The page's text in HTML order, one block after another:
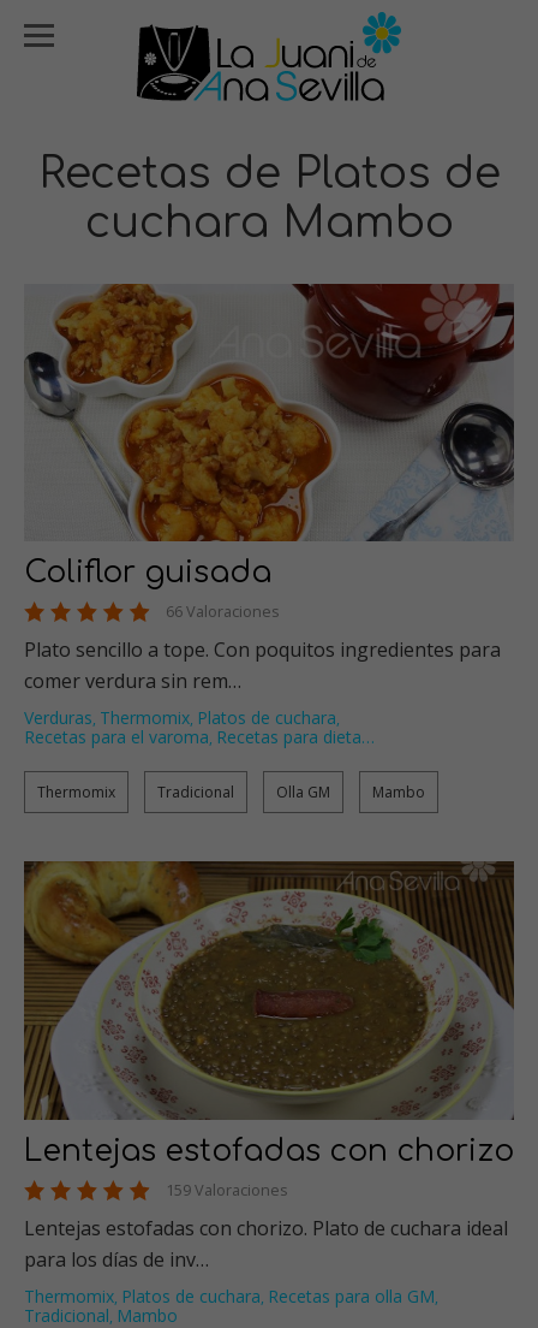
Recetas de Platos de
cuchara Mambo
Coliflor guisada
66 Valoraciones
Plato sencillo a tope. Con poquitos ingredientes para
comer verdura sin rem…
Verduras, Thermomix, Platos de cuchara,
Recetas para el varoma, Recetas para dieta…
Thermomix Tradicional Olla GM Mambo
Lentejas estofadas con chorizo
159 Valoraciones
Lentejas estofadas con chorizo. Plato de cuchara ideal
para los días de inv…
Thermomix, Platos de cuchara, Recetas para olla GM,
Tradicional, Mambo